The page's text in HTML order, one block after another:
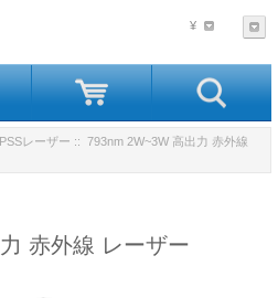
¥
レーザー :: 793nm 2W~3W 高出力 赤外線
赤外線 レーザー